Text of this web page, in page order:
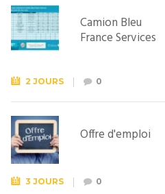
Camion Bleu
France Services
2 JOURS 0
Offre d'emploi
3 JOURS 0